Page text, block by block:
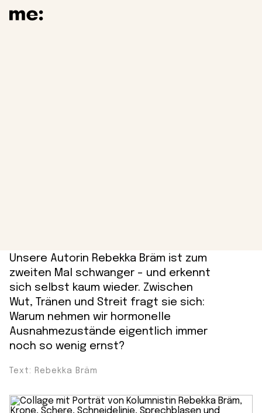
Unsere Autorin Rebekka Bräm ist zum
zweiten Mal schwanger – und erkennt
sich selbst kaum wieder. Zwischen
Wut, Tränen und Streit fragt sie sich:
Warum nehmen wir hormonelle
Ausnahmezustände eigentlich immer
noch so wenig ernst?
Text: Rebekka Bräm